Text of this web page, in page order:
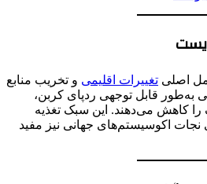
اصلی تغییرات اقلیمی و تخریب منابع
به‌طور قابل توجهی ردپای کربن،
کاهش می‌دهند. این سبک تغذیه
نجات اکوسیستم‌های جهانی نیز مفید